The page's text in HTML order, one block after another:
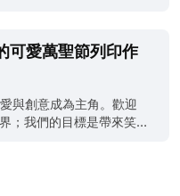
節省下單費用。 順帶一
聖節服裝專案，推薦閱
藝術原理與傳統雕塑相
無論使用 Blender、
樣：建立一個在亮燈後
設計完成後可以年復一
寸，甚至重新混合成完
果已有 3D 模型設計但
造型結合起來，呈現雕
的萬聖節裝飾創意，對
，既是詭異裝飾，也是
用模組化結構，而且列
動式蜘蛛腿，正是完美
可愛萬聖節列印作
與創意成為主角。歡迎
；我們的目標是帶來笑